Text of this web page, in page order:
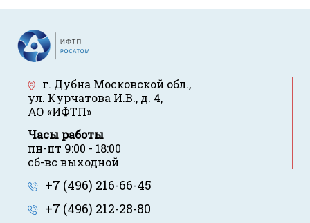
г. Дубна Московской обл.,
ул. Курчатова И.В., д. 4,
АО «ИФТП»
Часы работы
пн-пт 9:00 - 18:00
сб-вс выходной
+7 (496) 216-66-45
+7 (496) 212-28-80